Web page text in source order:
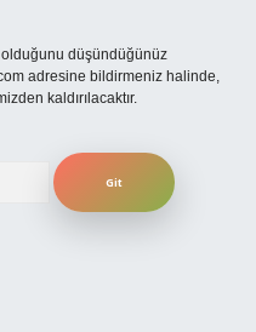
olduğunu düşündüğünüz
adresine bildirmeniz halinde,
kaldırılacaktır.